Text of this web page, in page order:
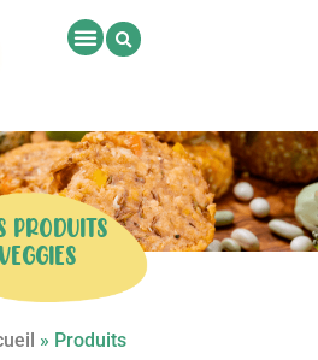
PRODUITS
VEGGIES
» Produits